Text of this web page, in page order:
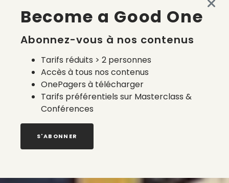
Become a Good One
Abonnez-vous à nos contenus
Tarifs réduits > 2 personnes
Accès à tous nos contenus
OnePagers à télécharger
Tarifs préférentiels sur Masterclass &
Conférences
S'ABONNER